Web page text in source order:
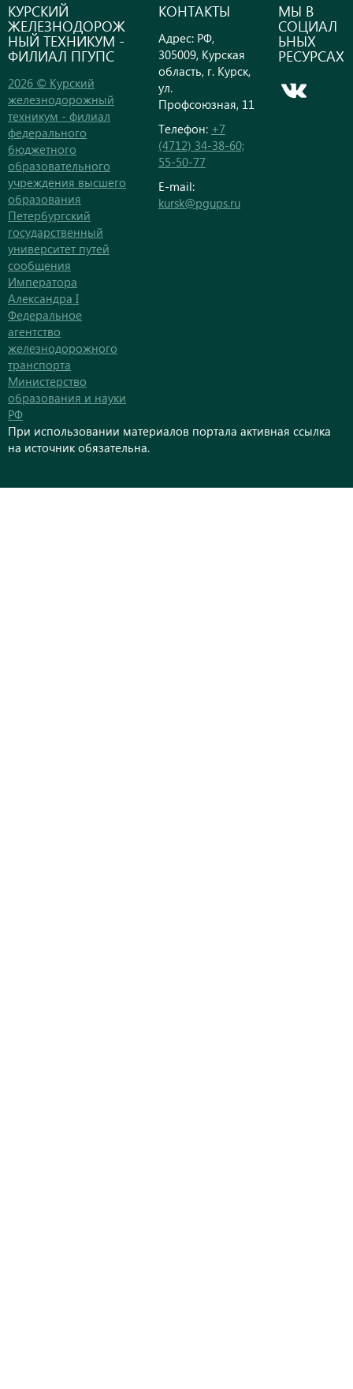
КУРСКИЙ
ЖЕЛЕЗНОДОРОЖ
НЫЙ ТЕХНИКУМ -
ФИЛИАЛ ПГУПС
2026 © Курский
железнодорожный
техникум - филиал
федерального
бюджетного
образовательного
учреждения высшего
образования
Петербургский
государственный
университет путей
сообщения
Императора
Александра I
Федеральное
агентство
железнодорожного
транспорта
Министерство
образования и науки
РФ
КОНТАКТЫ
Адрес: РФ,
305009, Курская
область, г. Курск,
ул.
Профсоюзная, 11
Телефон: +7
(4712) 34-38-60;
55-50-77
E-mail:
kursk@pgups.ru
МЫ В
СОЦИАЛ
ЬНЫХ
РЕСУРСАХ
При использовании материалов портала активная ссылка
на источник обязательна.